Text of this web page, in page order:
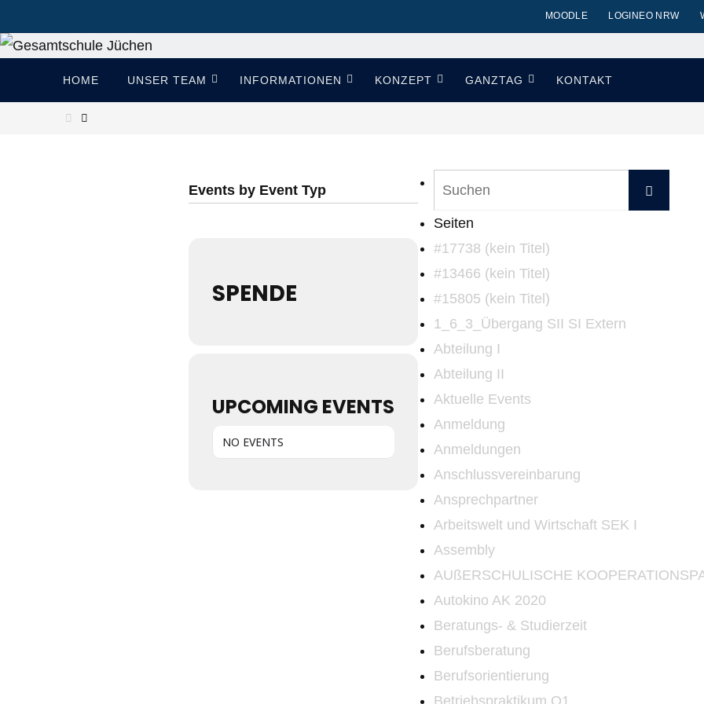
Inhalt
springen
MOODLE LOGINEO NRW
springen
HOME UNSER TEAM INFORMATIONEN KONZEPT GANZTAG KONTAKT
Start
Events by Event Typ
SPENDE
UPCOMING EVENTS
NO EVENTS
nach:
Suchen
Seiten
#17738 (kein Titel)
#13466 (kein Titel)
#15805 (kein Titel)
1_6_3_Übergang SII SI Extern
Abteilung I
Abteilung II
Aktuelle Events
Anmeldung
Anmeldungen
Anschlussvereinbarung
Ansprechpartner
Arbeitswelt und Wirtschaft SEK I
Assembly
AUßERSCHULISCHE
Autokino AK 2020
Beratungs- & Studierzeit
Berufsberatung
Berufsorientierung
Betriebspraktikum Q1